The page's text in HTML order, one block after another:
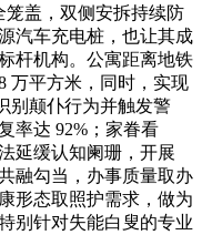
笼盖，双侧安拆持续防
汽车充电桩，也让其成
杆机构。公寓距离地铁
万平方米，同时，实现
别颠仆行为并触发警
率达 92%；家眷看
延缓认知阑珊，开展
融勾当，办事质量取办
形态取照护需求，做为
别针对失能白叟的专业